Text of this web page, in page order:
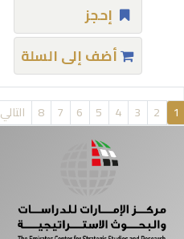
إحجز
أضف إلى السلة
1
2
3
4
5
6
7
8 التالي